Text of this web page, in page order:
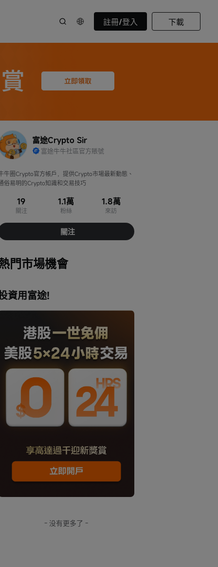
註冊/登入 下載
富途Crypto Sir
富途牛牛社區官方賬號
牛圈Crypto官方帳戶，提供Crypto市場最新動態、
俗易明的Crypto知識和交易技巧
19
關注
1.1萬
粉絲
1.8萬
來訪
關注
門市場機會
資用富途!
- 没有更多了 -